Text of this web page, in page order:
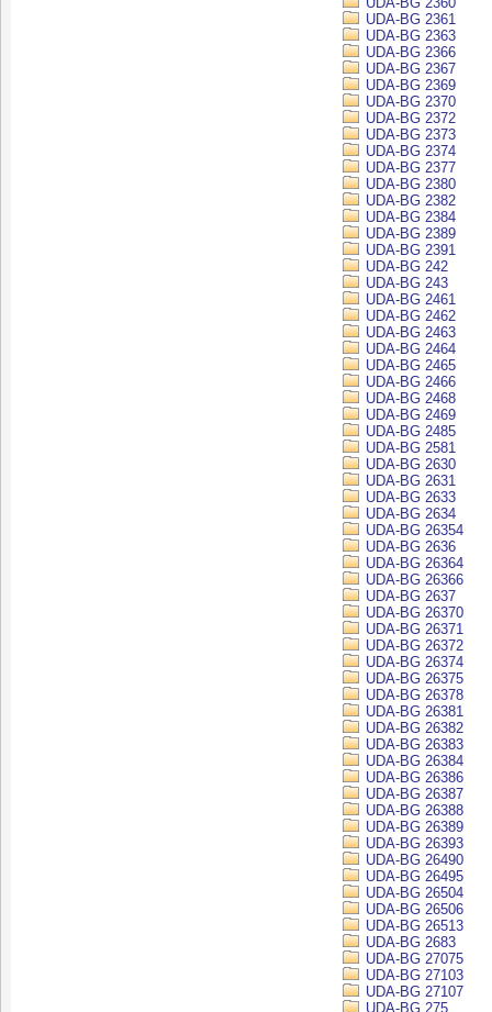
UDA-BG 2361
UDA-BG 2363
UDA-BG 2366
UDA-BG 2367
UDA-BG 2369
UDA-BG 2370
UDA-BG 2372
UDA-BG 2373
UDA-BG 2374
UDA-BG 2377
UDA-BG 2380
UDA-BG 2382
UDA-BG 2384
UDA-BG 2389
UDA-BG 2391
UDA-BG 242
UDA-BG 243
UDA-BG 2461
UDA-BG 2462
UDA-BG 2463
UDA-BG 2464
UDA-BG 2465
UDA-BG 2466
UDA-BG 2468
UDA-BG 2469
UDA-BG 2485
UDA-BG 2581
UDA-BG 2630
UDA-BG 2631
UDA-BG 2633
UDA-BG 2634
UDA-BG 26354
UDA-BG 2636
UDA-BG 26364
UDA-BG 26366
UDA-BG 2637
UDA-BG 26370
UDA-BG 26371
UDA-BG 26372
UDA-BG 26374
UDA-BG 26375
UDA-BG 26378
UDA-BG 26381
UDA-BG 26382
UDA-BG 26383
UDA-BG 26384
UDA-BG 26386
UDA-BG 26387
UDA-BG 26388
UDA-BG 26389
UDA-BG 26393
UDA-BG 26490
UDA-BG 26495
UDA-BG 26504
UDA-BG 26506
UDA-BG 26513
UDA-BG 2683
UDA-BG 27075
UDA-BG 27103
UDA-BG 27107
UDA-BG 275